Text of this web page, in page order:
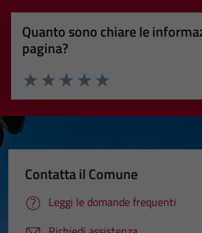
Quanto sono chiare le
pagina?
Valuta 5 stelle su 5
Valuta 4 stelle su 5
Valuta 3 stelle su 5
Valuta 2 stelle su 5
Valuta 1 stelle su 5
Contatta il Comune
Leggi le domande frequenti